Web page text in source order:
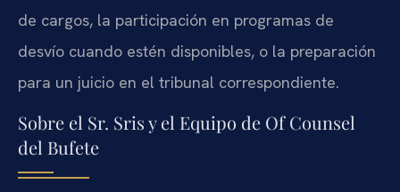
de cargos, la participación en programas de
desvío cuando estén disponibles, o la preparación
para un juicio en el tribunal correspondiente.
Sobre el Sr. Sris y el Equipo de Of Counsel
del Bufete